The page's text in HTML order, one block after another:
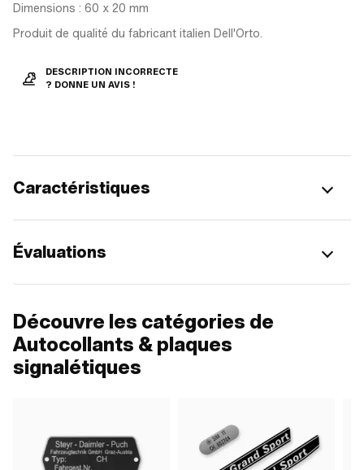
Dimensions : 60 x 20 mm
Produit de qualité du fabricant italien Dell'Orto.
DESCRIPTION INCORRECTE
? DONNE UN AVIS !
Caractéristiques
Évaluations
Découvre les catégories de
Autocollants & plaques
signalétiques